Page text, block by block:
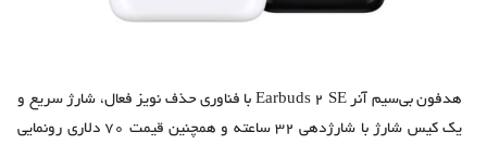
هدفون بی‌سیم آنر Earbuds 2 SE با فناوری حذف نویز فعال، شارژ سریع و
یک کیس شارژ با شارژدهی ۳۲ ساعته و همچنین قیمت ۷۰ دلاری رونمایی